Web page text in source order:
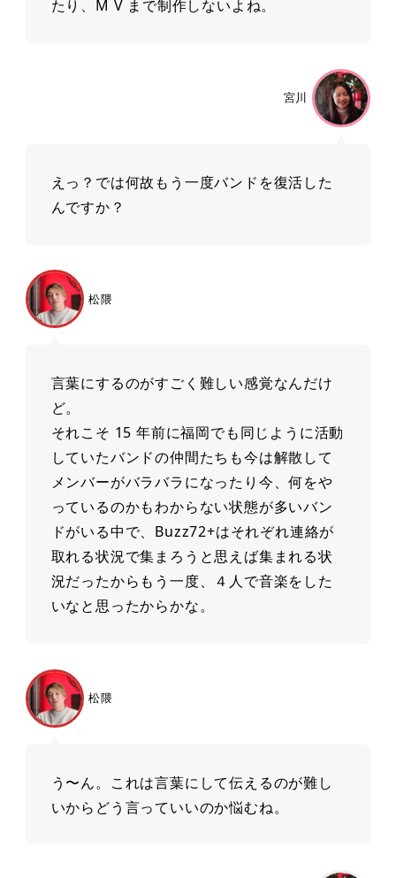
たり、M V まで制作しないよね。
宮川
えっ？では何故もう⼀度バンドを復活した
んですか？
松隈
⾔葉にするのがすごく難しい感覚なんだけ
ど。
それこそ 15 年前に福岡でも同じように活動
していたバンドの仲間たちも今は解散して
メンバーがバラバラになったり今、何をや
っているのかもわからない状態が多いバン
ドがいる中で、Buzz72+はそれぞれ連絡が
取れる状況で集まろうと思えば集まれる状
況だったからもう⼀度、４⼈で⾳楽をした
いなと思ったからかな。
松隈
う〜ん。これは⾔葉にして伝えるのが難し
いからどう⾔っていいのか悩むね。